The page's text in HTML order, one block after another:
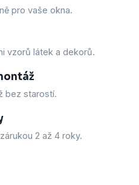
pro vaše okna.
vzorů látek a dekorů.
bez starostí.
2 až 4 roky.